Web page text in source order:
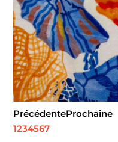
PrécédenteProchaine
1234567